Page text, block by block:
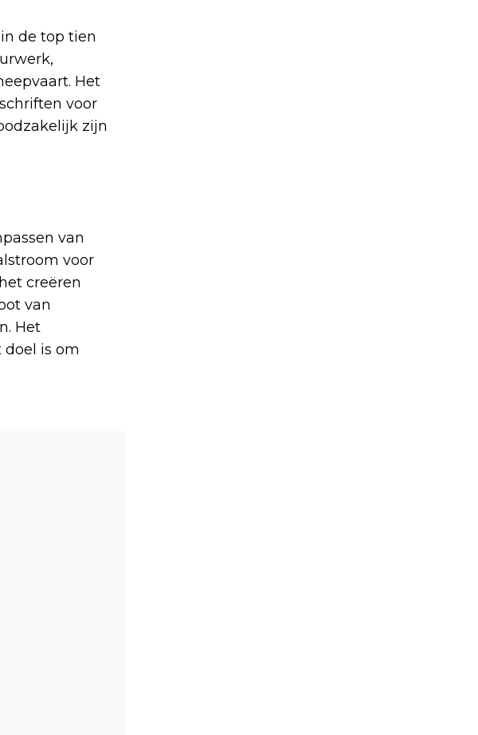
de top tien
Het
voor
zijn
van
voor
creëren
van
Het
doel is om